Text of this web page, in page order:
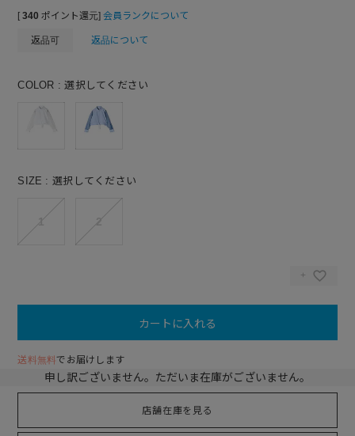
[ 340 ポイント還元] 会員ランクについて
返品可 返品について
COLOR 選択してください
SIZE 選択してください
カートに入れる
送料無料でお届けします
申し訳ございません。ただいま在庫がございません。
店舗在庫を見る